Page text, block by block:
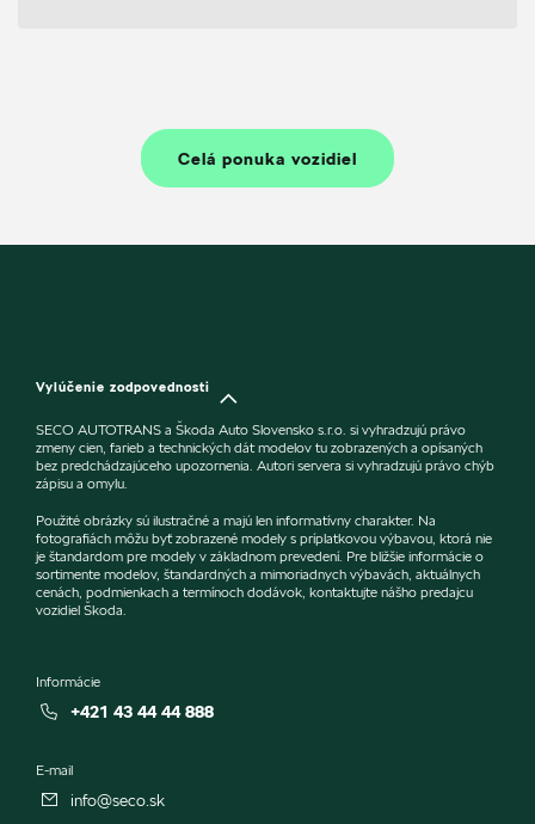
Celá ponuka vozidiel
Vylúčenie zodpovednosti
SECO AUTOTRANS a Škoda Auto Slovensko s.r.o. si vyhradzujú právo
zmeny cien, farieb a technických dát modelov tu zobrazených a opísaných
bez predchádzajúceho upozornenia. Autori servera si vyhradzujú právo chýb
zápisu a omylu.
Použité obrázky sú ilustračné a majú len informatívny charakter. Na
fotografiách môžu byť zobrazené modely s príplatkovou výbavou, ktorá nie
je štandardom pre modely v základnom prevedení. Pre bližšie informácie o
sortimente modelov, štandardných a mimoriadnych výbavách, aktuálnych
cenách, podmienkach a termínoch dodávok, kontaktujte nášho predajcu
vozidiel Škoda.
Informácie
+421 43 44 44 888
E-mail
info@seco.sk